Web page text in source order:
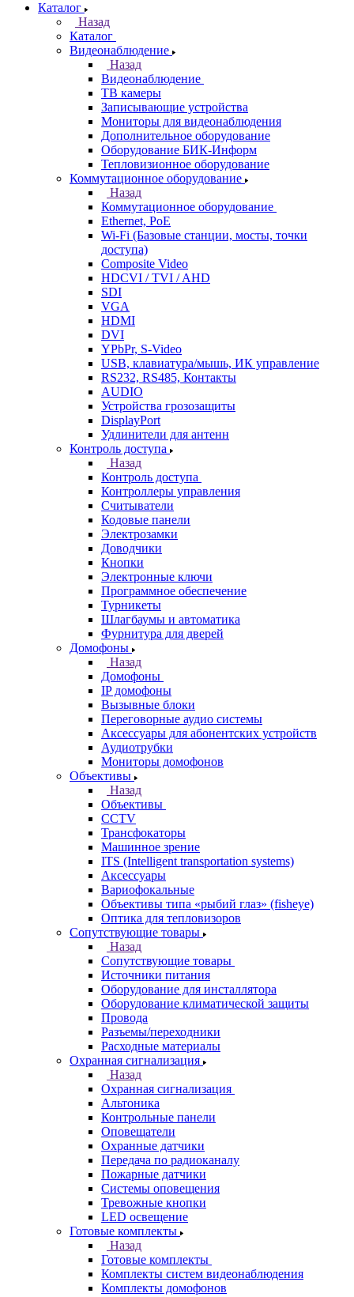
Каталог
Назад
Каталог
Видеонаблюдение
Назад
Видеонаблюдение
ТВ камеры
Записывающие устройства
Мониторы для видеонаблюдения
Дополнительное оборудование
Оборудование БИК-Информ
Тепловизионное оборудование
Коммутационное оборудование
Назад
Коммутационное оборудование
Ethernet, PoE
Wi-Fi (Базовые станции, мосты, точки
доступа)
Composite Video
HDCVI / TVI / AHD
SDI
VGA
HDMI
DVI
YPbPr, S-Video
USB, клавиатура/мышь, ИК управление
RS232, RS485, Контакты
AUDIO
Устройства грозозащиты
DisplayPort
Удлинители для антенн
Контроль доступа
Назад
Контроль доступа
Контроллеры управления
Считыватели
Кодовые панели
Электрозамки
Доводчики
Кнопки
Электронные ключи
Программное обеспечение
Турникеты
Шлагбаумы и автоматика
Фурнитура для дверей
Домофоны
Назад
Домофоны
IP домофоны
Вызывные блоки
Переговорные аудио системы
Аксессуары для абонентских устройств
Аудиотрубки
Мониторы домофонов
Объективы
Назад
Объективы
CCTV
Трансфокаторы
Машинное зрение
ITS (Intelligent transportation systems)
Аксессуары
Вариофокальные
Объективы типа «рыбий глаз» (fisheye)
Оптика для тепловизоров
Сопутствующие товары
Назад
Сопутствующие товары
Источники питания
Оборудование для инсталлятора
Оборудование климатической защиты
Провода
Разъемы/переходники
Расходные материалы
Охранная сигнализация
Назад
Охранная сигнализация
Альтоника
Контрольные панели
Оповещатели
Охранные датчики
Передача по радиоканалу
Пожарные датчики
Системы оповещения
Тревожные кнопки
LED освещение
Готовые комплекты
Назад
Готовые комплекты
Комплекты систем видеонаблюдения
Комплекты домофонов